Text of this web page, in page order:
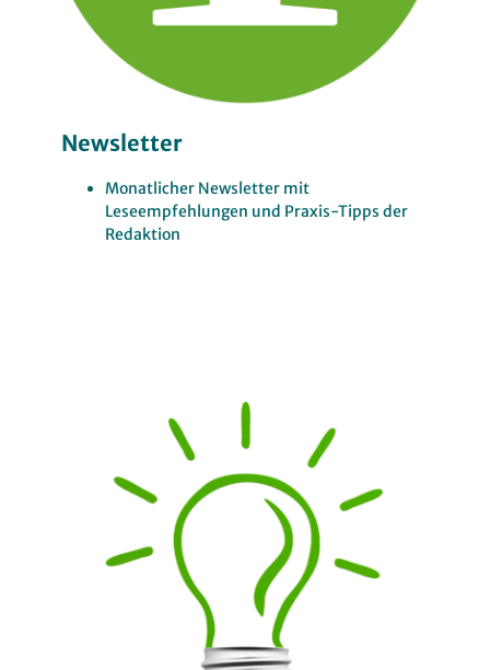
Newsletter
Monatlicher Newsletter mit
Leseempfehlungen und Praxis-Tipps der
Redaktion